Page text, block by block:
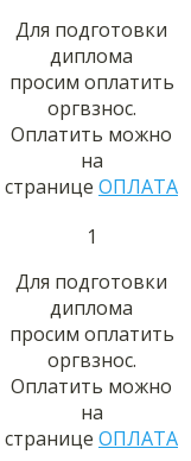
Для подготовки
диплома
просим оплатить
оргвзнос.
Оплатить можно
на
странице ОПЛАТА
1
Для подготовки
диплома
просим оплатить
оргвзнос.
Оплатить можно
на
странице ОПЛАТА